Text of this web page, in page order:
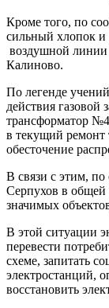
Кроме того, по
сильный хлопок и
воздушной
Калиново.
По легенде
действия газовой
трансформатор
в текущий
обесточение
В связи с этим,
Серпухов в общей
значимых
В этой ситуации
перевести
схеме, запитать
электростанций,
восстановить